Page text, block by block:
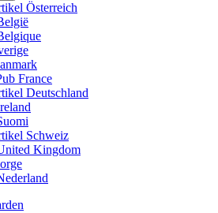
Österreich
France
Deutschland
Schweiz
Kingdom